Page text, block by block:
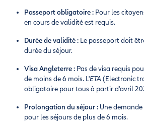
Passeport obligatoire : Pour les
en cours de validité est requis.
Durée de validité : Le passeport doit
durée du séjour.
Visa Angleterre : Pas de visa requis
de moins de 6 mois. L'ETA (Electronic
obligatoire pour tous à partir d'avril
Prolongation du séjour : Une
pour les séjours de plus de 6 mois.